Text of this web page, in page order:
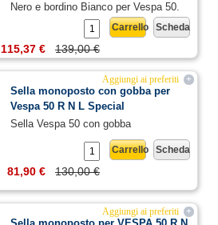
Nero e bordino Bianco per Vespa 50.
Scheda
Carrello
139,00 €
115,37 €
+
Aggiungi ai preferiti
Sella monoposto con gobba per
Vespa 50 R N L Special
Sella Vespa 50 con gobba
Scheda
Carrello
130,00 €
81,90 €
+
Aggiungi ai preferiti